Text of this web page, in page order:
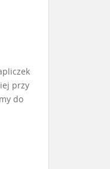
przy
do